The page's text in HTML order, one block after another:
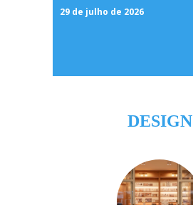
29 de julho de 2026
DESIGN